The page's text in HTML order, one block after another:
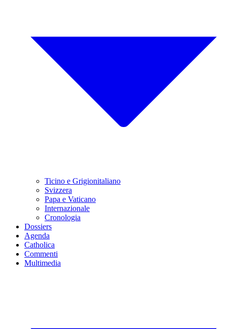
Ticino e Grigionitaliano
Svizzera
Papa e Vaticano
Internazionale
Cronologia
Dossiers
Agenda
Catholica
Commenti
Multimedia